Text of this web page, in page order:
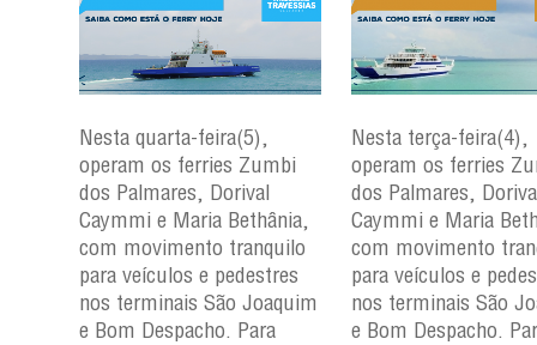
Nesta quarta-feira(5),
operam os ferries Zumbi
dos Palmares, Dorival
Caymmi e Maria Bethânia,
com movimento tranquilo
para veículos e pedestres
nos terminais São Joaquim
e Bom Despacho. Para
Nesta terça-feira(4),
operam os ferries
dos Palmares,
Caymmi e Maria
com movimento
para veículos e
nos terminais São
e Bom Despacho.